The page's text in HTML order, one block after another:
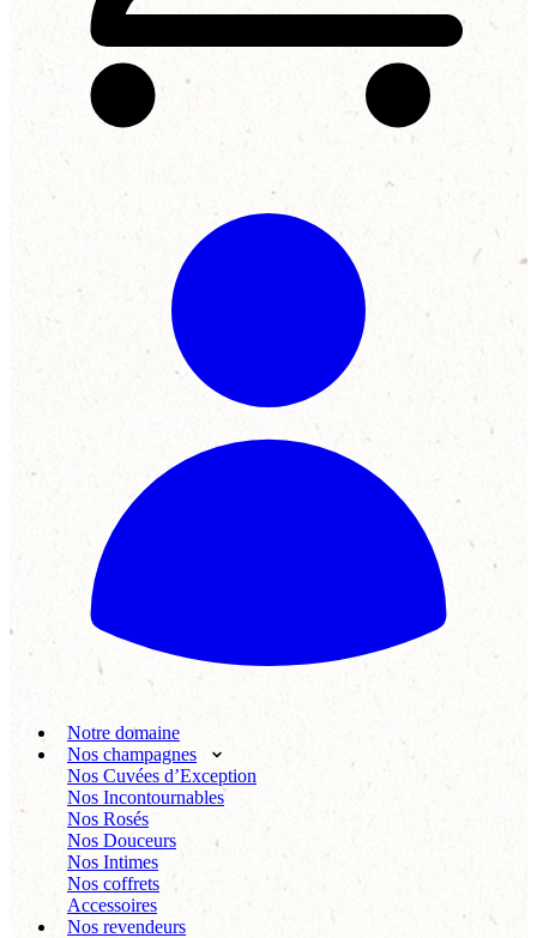
Notre domaine
Nos champagnes
Nos Cuvées d’Exception
Nos Incontournables
Nos Rosés
Nos Douceurs
Nos Intimes
Nos coffrets
Accessoires
Nos revendeurs